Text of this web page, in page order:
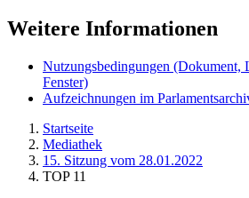
Weitere Informationen
Nutzungsbedingungen (Dokument,
Fenster)
Aufzeichnungen im
Startseite
Mediathek
15. Sitzung vom 28.01.2022
TOP 11